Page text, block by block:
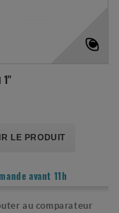
1"
LE PRODUIT
avant 11h
au comparateur